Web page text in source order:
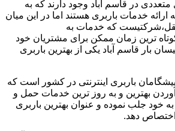
در قاسم آباد وجود دارند که به
خدمات باربری هستند اما در این میان
که خدمات به
ترین زمان ممکن برای مشتریان خود
بار قاسم آباد یکی از بهترین باربری
پیشگامان باربری اینترنتی در کشور است که
بهترین و به روز ترین خدمات حمل و
خود جلب نموده و عنوان بهترین باربری
اختصاص دهد.